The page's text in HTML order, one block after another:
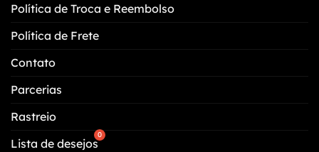
Política de Troca e Reembolso
Política de Frete
Contato
Parcerias
Rastreio
Lista de desejos